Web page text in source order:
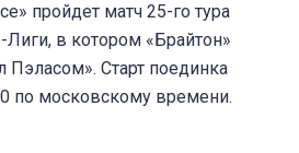
пройдет матч 25-го тура
в котором «Брайтон»
Пэласом». Старт поединка
по московскому времени.